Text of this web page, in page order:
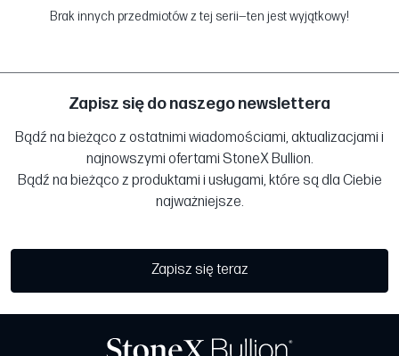
Brak innych przedmiotów z tej serii—ten jest wyjątkowy!
Zapisz się do naszego newslettera
Bądź na bieżąco z ostatnimi wiadomościami, aktualizacjami i
najnowszymi ofertami StoneX Bullion.
Bądź na bieżąco z produktami i usługami, które są dla Ciebie
najważniejsze.
Zapisz się teraz